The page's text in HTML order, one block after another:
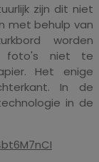
zijn dit niet
met behulp van
worden
foto's niet te
Het enige
In de
in de